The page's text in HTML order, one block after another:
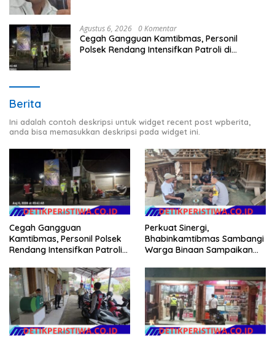
Agustus 6, 2026 0 Komentar
Cegah Gangguan Kamtibmas, Personil
Polsek Rendang Intensifkan Patroli di
Berita
Ini adalah contoh deskripsi untuk widget recent post wpberita,
anda bisa memasukkan deskripsi pada widget ini.
Cegah Gangguan
Kamtibmas, Personil Polsek
Rendang Intensifkan Patroli
Perkuat Sinergi,
Bhabinkamtibmas Sambangi
Warga Binaan Sampaikan